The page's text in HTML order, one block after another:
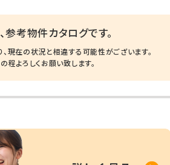
考物件カタログです。
現在の状況と相違する可能性がございます。
よろしくお願い致します。